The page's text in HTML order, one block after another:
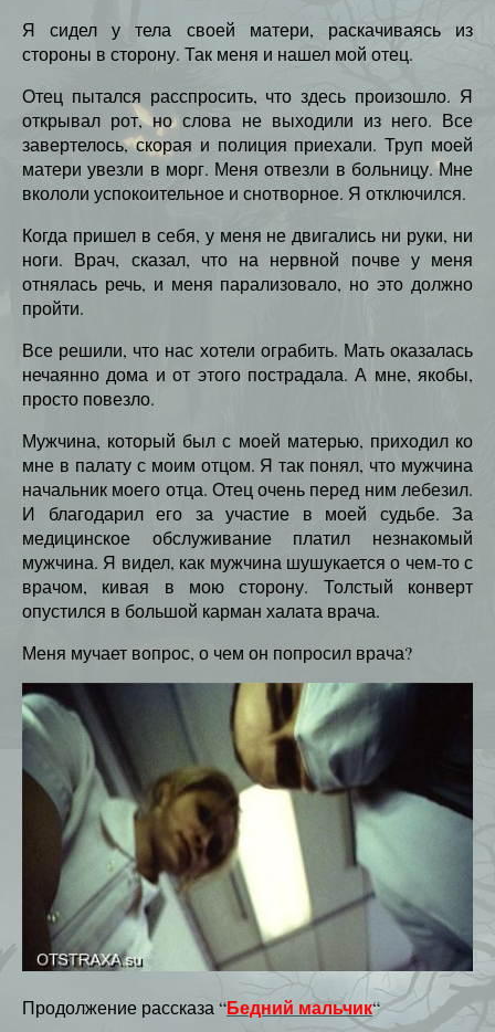
Я сидел у тела своей матери, раскачиваясь из
стороны в сторону. Так меня и нашел мой отец.
Отец пытался расспросить, что здесь произошло. Я
открывал рот, но слова не выходили из него. Все
завертелось, скорая и полиция приехали. Труп моей
матери увезли в морг. Меня отвезли в больницу. Мне
вкололи успокоительное и снотворное. Я отключился.
Когда пришел в себя, у меня не двигались ни руки, ни
ноги. Врач, сказал, что на нервной почве у меня
отнялась речь, и меня парализовало, но это должно
пройти.
Все решили, что нас хотели ограбить. Мать оказалась
нечаянно дома и от этого пострадала. А мне, якобы,
просто повезло.
Мужчина, который был с моей матерью, приходил ко
мне в палату с моим отцом. Я так понял, что мужчина
начальник моего отца. Отец очень перед ним лебезил.
И благодарил его за участие в моей судьбе. За
медицинское обслуживание платил незнакомый
мужчина. Я видел, как мужчина шушукается о чем-то с
врачом, кивая в мою сторону. Толстый конверт
опустился в большой карман халата врача.
Меня мучает вопрос, о чем он попросил врача?
Продолжение рассказа “Бедний мальчик“